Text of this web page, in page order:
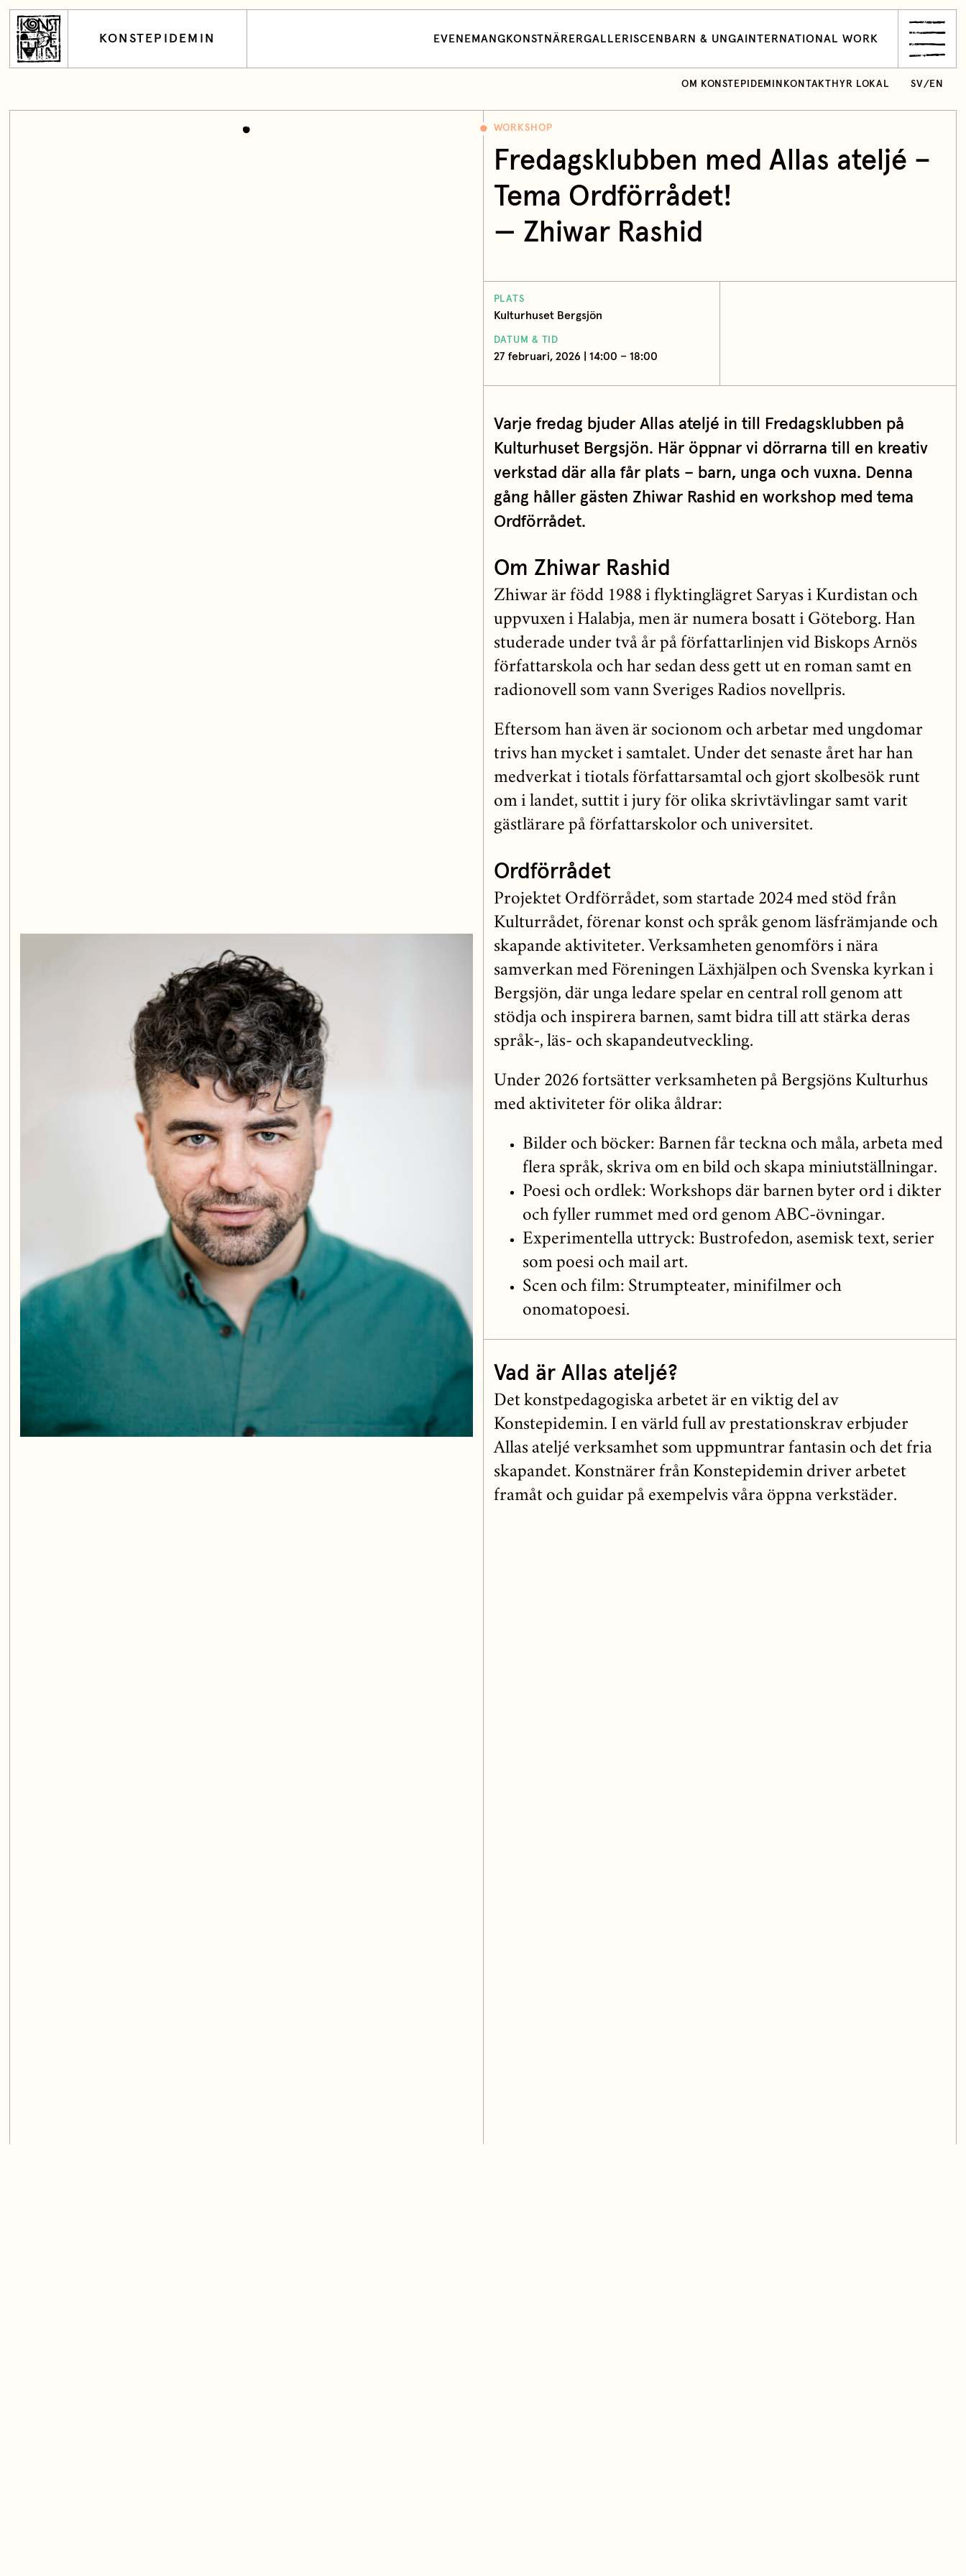
KONSTEPIDEMIN EVENEMANG KONSTNÄRERGALLERI SCEN BARN & UNGA INTERNATIONAL WORK
OM KONSTEPIDEMIN KONTAKT HYR LOKAL SV/ EN
WORKSHOP
Fredagsklubben med Allas ateljé –
Tema Ordförrådet!
— Zhiwar Rashid
PLATS
Kulturhuset Bergsjön
DATUM & TID
27 februari, 2026 | 14:00 – 18:00
Varje fredag bjuder Allas ateljé in till Fredagsklubben på
Kulturhuset Bergsjön. Här öppnar vi dörrarna till en kreativ
verkstad där alla får plats – barn, unga och vuxna. Denna
gång håller gästen Zhiwar Rashid en workshop med tema
Ordförrådet.
Om Zhiwar Rashid
Zhiwar är född 1988 i flyktinglägret Saryas i Kurdistan och
uppvuxen i Halabja, men är numera bosatt i Göteborg. Han
studerade under två år på författarlinjen vid Biskops Arnös
författarskola och har sedan dess gett ut en roman samt en
radionovell som vann Sveriges Radios novellpris.
Eftersom han även är socionom och arbetar med ungdomar
trivs han mycket i samtalet. Under det senaste året har han
medverkat i tiotals författarsamtal och gjort skolbesök runt
om i landet, suttit i jury för olika skrivtävlingar samt varit
gästlärare på författarskolor och universitet.
Ordförrådet
Projektet Ordförrådet, som startade 2024 med stöd från
Kulturrådet, förenar konst och språk genom läsfrämjande och
skapande aktiviteter. Verksamheten genomförs i nära
samverkan med Föreningen Läxhjälpen och Svenska kyrkan i
Bergsjön, där unga ledare spelar en central roll genom att
stödja och inspirera barnen, samt bidra till att stärka deras
språk-, läs- och skapandeutveckling.
Under 2026 fortsätter verksamheten på Bergsjöns Kulturhus
med aktiviteter för olika åldrar:
Bilder och böcker: Barnen får teckna och måla, arbeta med
flera språk, skriva om en bild och skapa miniutställningar.
Poesi och ordlek: Workshops där barnen byter ord i dikter
och fyller rummet med ord genom ABC-övningar.
Experimentella uttryck: Bustrofedon, asemisk text, serier
som poesi och mail art.
Scen och film: Strumpteater, minifilmer och
onomatopoesi.
Vad är Allas ateljé?
Det konstpedagogiska arbetet är en viktig del av
Konstepidemin. I en värld full av prestationskrav erbjuder
Allas ateljé verksamhet som uppmuntrar fantasin och det fria
skapandet. Konstnärer från Konstepidemin driver arbetet
framåt och guidar på exempelvis våra öppna verkstäder.